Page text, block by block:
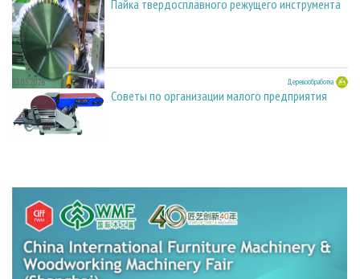
Пайка твердосплавного режущего инструмента
23.03.2026 Деревообработка
Советы по организации малого предприятия